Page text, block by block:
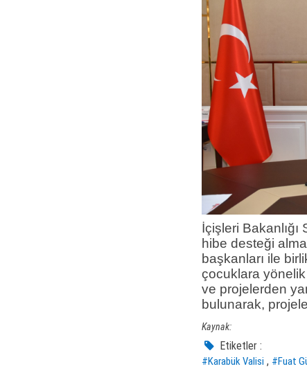
İçişleri
hibe desteği
başkanları ile
çocuklara
ve projelerden
bulunarak,
Kaynak:
Etiketler :
#Karabük Valisi , #Fuat